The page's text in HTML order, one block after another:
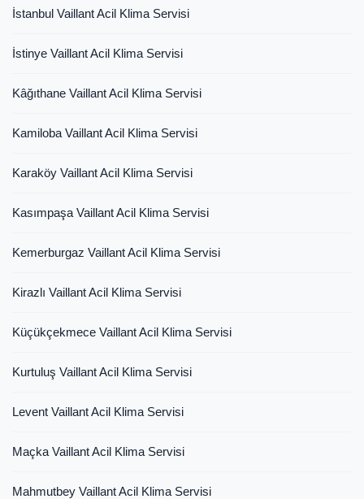
İstanbul Vaillant Acil Klima Servisi
İstinye Vaillant Acil Klima Servisi
Kâğıthane Vaillant Acil Klima Servisi
Kamiloba Vaillant Acil Klima Servisi
Karaköy Vaillant Acil Klima Servisi
Kasımpaşa Vaillant Acil Klima Servisi
Kemerburgaz Vaillant Acil Klima Servisi
Kirazlı Vaillant Acil Klima Servisi
Küçükçekmece Vaillant Acil Klima Servisi
Kurtuluş Vaillant Acil Klima Servisi
Levent Vaillant Acil Klima Servisi
Maçka Vaillant Acil Klima Servisi
Mahmutbey Vaillant Acil Klima Servisi